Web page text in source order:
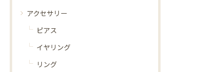
アクセサリー
ピアス
イヤリング
リング